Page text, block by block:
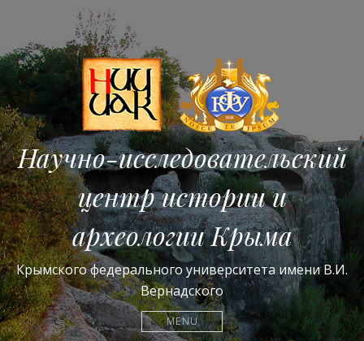
Научно-исследовательский
центр истории и
археологии Крыма
Крымского федерального университета имени В.И.
Вернадского
MENU